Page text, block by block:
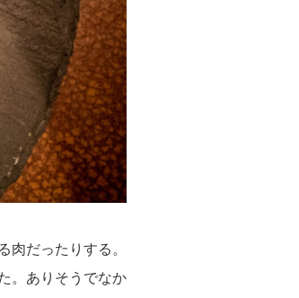
だったりする。
。ありそうでなか